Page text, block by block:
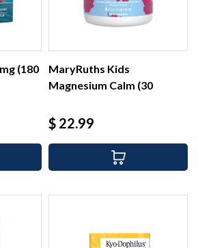
(180
MaryRuths Kids
Magnesium Calm (30
Precio
$ 22.99